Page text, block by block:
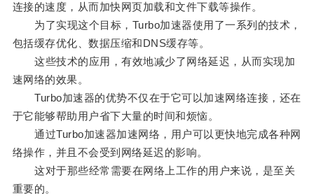
连接的速度，从而加快网页加载和文件下载等操作。
为了实现这个目标，Turbo加速器使用了一系列的技术，
包括缓存优化、数据压缩和DNS缓存等。
这些技术的应用，有效地减少了网络延迟，从而实现加
速网络的效果。
Turbo加速器的优势不仅在于它可以加速网络连接，还在
于它能够帮助用户省下大量的时间和烦恼。
通过Turbo加速器加速网络，用户可以更快地完成各种网
络操作，并且不会受到网络延迟的影响。
这对于那些经常需要在网络上工作的用户来说，是至关
重要的。